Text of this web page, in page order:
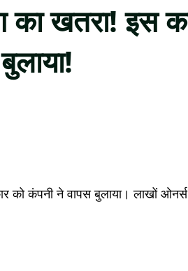
का खतरा! इस
को कंपनी ने वापस बुलाया। लाखों